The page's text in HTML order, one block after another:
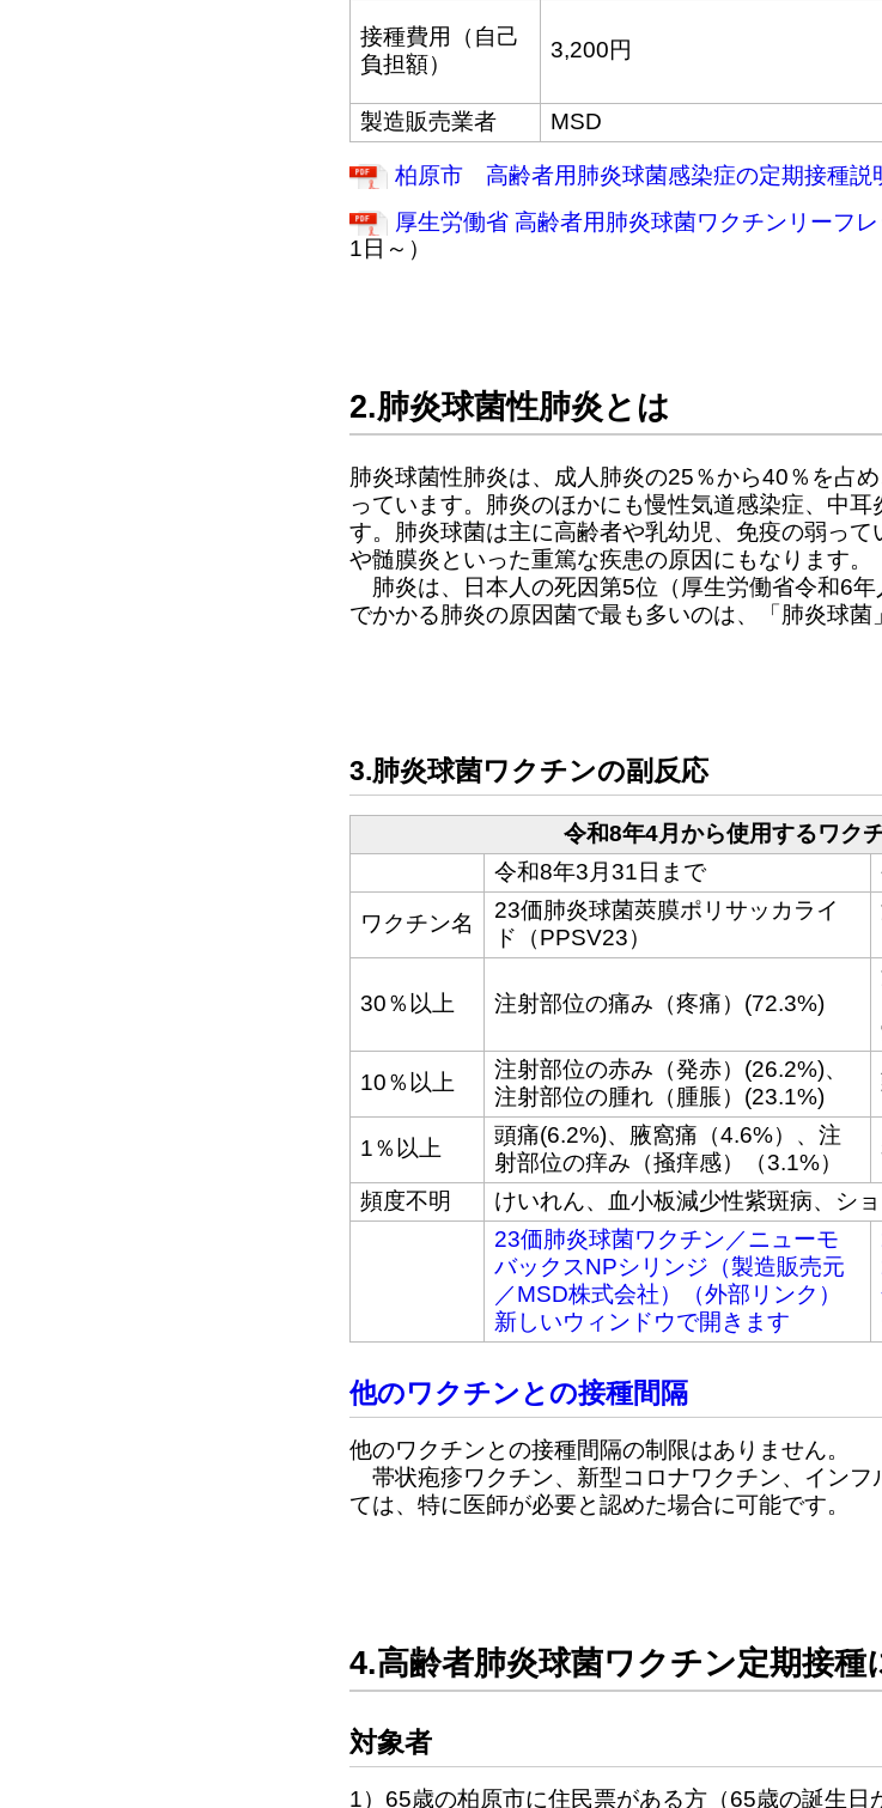
接種費用（自己
負担額）
3,200円
製造販売業者 MSD
柏原市 高齢者用肺炎球菌感染症の定期接種説
厚生労働省 高齢者用肺炎球菌ワクチンリーフレ
1日～）
2.肺炎球菌性肺炎とは
肺炎球菌性肺炎は、成人肺炎の25％から40％を占
っています。肺炎のほかにも慢性気道感染症、中
す。肺炎球菌は主に高齢者や乳幼児、免疫の弱っ
や髄膜炎といった重篤な疾患の原因にもなります。
肺炎は、日本人の死因第5位（厚生労働省令和6
でかかる肺炎の原因菌で最も多いのは、「肺炎球菌
3.肺炎球菌ワクチンの副反応
令和8年4月から使用するワク
令和8年3月31日まで
ワクチン名
23価肺炎球菌莢膜ポリサッカライ
ド（PPSV23）
30％以上 注射部位の痛み（疼痛）(72.3%)
10％以上
注射部位の赤み（発赤）(26.2%)、
注射部位の腫れ（腫脹）(23.1%)
1％以上
頭痛(6.2%)、腋窩痛（4.6%）、注
射部位の痒み（掻痒感）（3.1%）
頻度不明
けいれん、血小板減少性紫斑病、シ
23価肺炎球菌ワクチン／ニューモ
バックスNPシリンジ（製造販売元
／MSD株式会社）（外部リンク）
新しいウィンドウで開きます
他のワクチンとの接種間隔
他のワクチンとの接種間隔の制限はありません。
帯状疱疹ワクチン、新型コロナワクチン、インフ
ては、特に医師が必要と認めた場合に可能です。
4.高齢者肺炎球菌ワクチン定期接種
対象者
1）65歳の柏原市に住民票がある方（65歳の誕生日